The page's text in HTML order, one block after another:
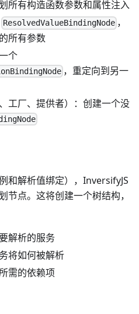
所有构造函数参数和属性注入
ResolvedValueBindingNode ，
所有参数
个
，重定向到另一
工厂、提供者）：创建一个没
和解析值绑定），InversifyJS
节点。这将创建一个树结构，
解析的服务
将如何被解析
需的依赖项